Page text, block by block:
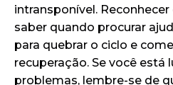
intransponível.
saber quando procurar
para quebrar o ciclo e
recuperação. Se você está
problemas, lembre-se de